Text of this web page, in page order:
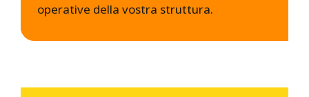
operative della vostra struttura.